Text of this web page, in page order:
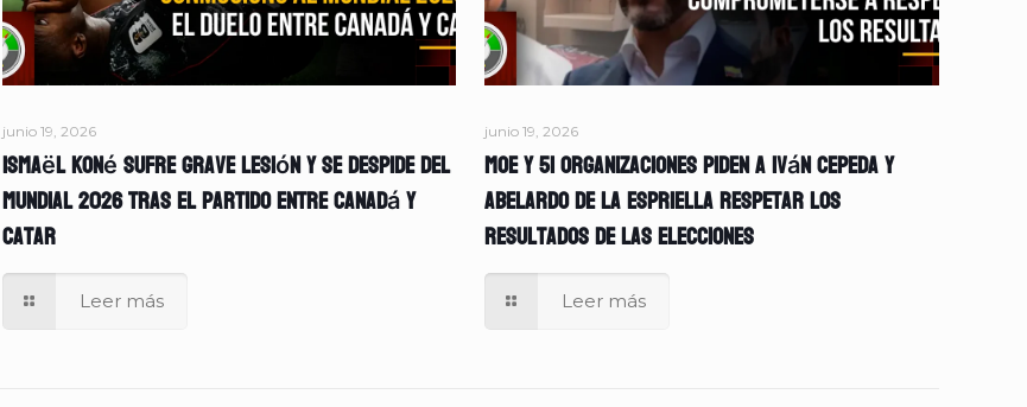
junio 19, 2026
Ismaël Koné sufre grave lesión y se despide del
Mundial 2026 tras el partido entre Canadá y
Catar
Leer más
junio 19, 2026
MOE y 51 organizaciones piden a Iván Cepeda y
Abelardo de la Espriella respetar los
resultados de las elecciones
Leer más